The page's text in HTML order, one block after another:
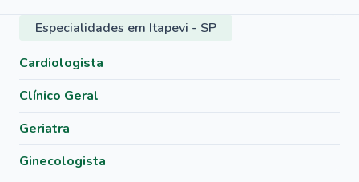
Especialidades em Itapevi - SP
Cardiologista
Clínico Geral
Geriatra
Ginecologista